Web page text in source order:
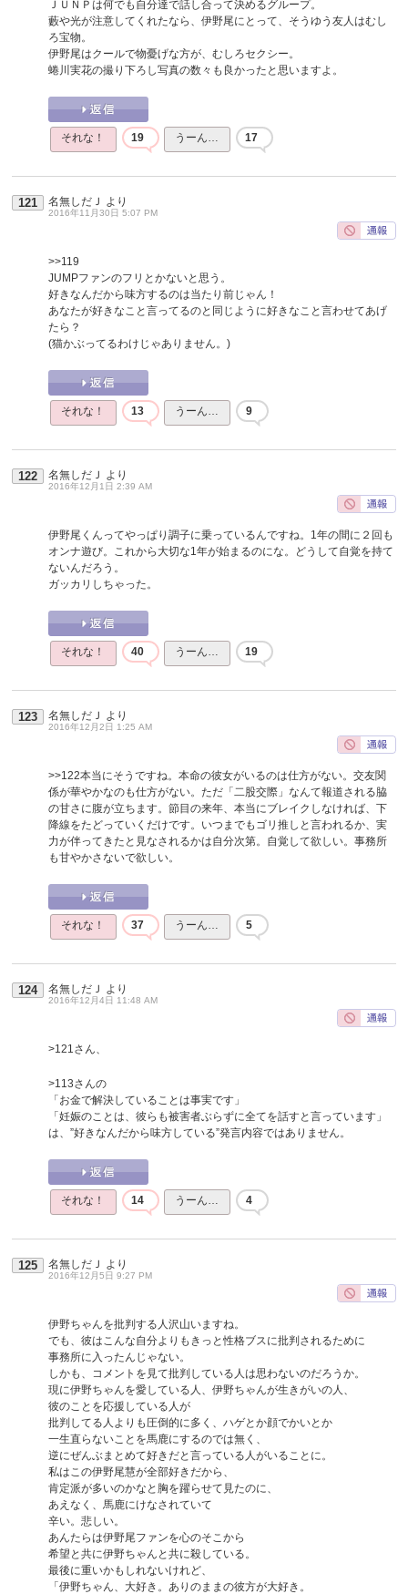
ＪＵＮＰは何でも自分達で話し合って決めるグループ。
藪や光が注意してくれたなら、伊野尾にとって、そうゆう友人はむし
ろ宝物。
伊野尾はクールで物憂げな方が、むしろセクシー。
蜷川実花の撮り下ろし写真の数々も良かったと思いますよ。
それな！ 19 うーん… 17
121 名無しだＪ より
2016年11月30日 5:07 PM
>>119
JUMPファンのフリとかないと思う。
好きなんだから味方するのは当たり前じゃん！
あなたが好きなこと言ってるのと同じように好きなこと言わせてあげ
たら？
(猫かぶってるわけじゃありません。)
それな！ 13 うーん… 9
122 名無しだＪ より
2016年12月1日 2:39 AM
伊野尾くんってやっぱり調子に乗っているんですね。1年の間に２回も
オンナ遊び。これから大切な1年が始まるのにな。どうして自覚を持て
ないんだろう。
ガッカリしちゃった。
それな！ 40 うーん… 19
123 名無しだＪ より
2016年12月2日 1:25 AM
>>122本当にそうですね。本命の彼女がいるのは仕方がない。交友関
係が華やかなのも仕方がない。ただ「二股交際」なんて報道される脇
の甘さに腹が立ちます。節目の来年、本当にブレイクしなければ、下
降線をたどっていくだけです。いつまでもゴリ推しと言われるか、実
力が伴ってきたと見なされるかは自分次第。自覚して欲しい。事務所
も甘やかさないで欲しい。
それな！ 37 うーん… 5
124 名無しだＪ より
2016年12月4日 11:48 AM
>121さん、
>113さんの
「お金で解決していることは事実です」
「妊娠のことは、彼らも被害者ぶらずに全てを話すと言っています」
は、”好きなんだから味方している”発言内容ではありません。
それな！ 14 うーん… 4
125 名無しだＪ より
2016年12月5日 9:27 PM
伊野ちゃんを批判する人沢山いますね。
でも、彼はこんな自分よりもきっと性格ブスに批判されるために
事務所に入ったんじゃない。
しかも、コメントを見て批判している人は思わないのだろうか。
現に伊野ちゃんを愛している人、伊野ちゃんが生きがいの人、
彼のことを応援している人が
批判してる人よりも圧倒的に多く、ハゲとか顔でかいとか
一生直らないことを馬鹿にするのでは無く、
逆にぜんぶまとめて好きだと言っている人がいることに。
私はこの伊野尾慧が全部好きだから、
肯定派が多いのかなと胸を躍らせて見たのに、
あえなく、馬鹿にけなされていて
辛い。悲しい。
あんたらは伊野尾ファンを心のそこから
希望と共に伊野ちゃんと共に殺している。
最後に重いかもしれないけれど、
「伊野ちゃん、大好き。ありのままの彼方が大好き。